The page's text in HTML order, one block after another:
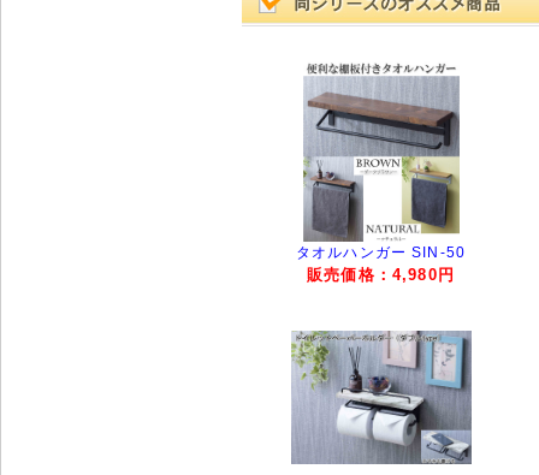
タオルハンガー SIN-50
販売価格：4,980円